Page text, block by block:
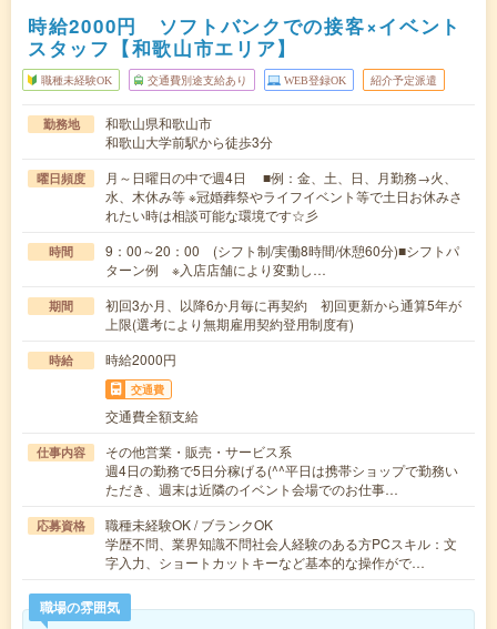
時給2000円 ソフトバンクでの接客×イベント
スタッフ【和歌山市エリア】
職種未経験OK 交通費別途支給あり WEB登録OK 紹介予定派遣
勤務地
和歌山県和歌山市
和歌山大学前駅から徒歩3分
曜日頻度
月～日曜日の中で週4日 ■例：金、土、日、月勤務→火、
水、木休み等 ※冠婚葬祭やライフイベント等で土日お休みさ
れたい時は相談可能な環境です☆彡
時間
9：00～20：00 (シフト制/実働8時間/休憩60分)■シフトパ
ターン例 ※入店店舗により変動し…
期間
初回3か月、以降6か月毎に再契約 初回更新から通算5年が
上限(選考により無期雇用契約登用制度有)
時給 時給2000円
交通費
交通費全額支給
仕事内容
その他営業・販売・サービス系
週4日の勤務で5日分稼げる(^^平日は携帯ショップで勤務い
ただき、週末は近隣のイベント会場でのお仕事…
応募資格
職種未経験OK / ブランクOK
学歴不問、業界知識不問社会人経験のある方PCスキル：文
字入力、ショートカットキーなど基本的な操作がで…
職場の雰囲気